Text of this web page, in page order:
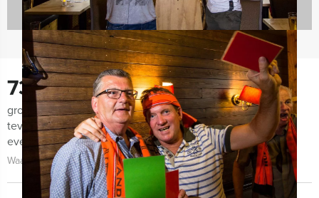
730
groepen lieten ons de afgelopen maanden weten zeer
tevreden te zijn met de organisatie van het uitje, het
evenement zelf én de begeleiding!
Waarom kiezen voor Mokum Events?